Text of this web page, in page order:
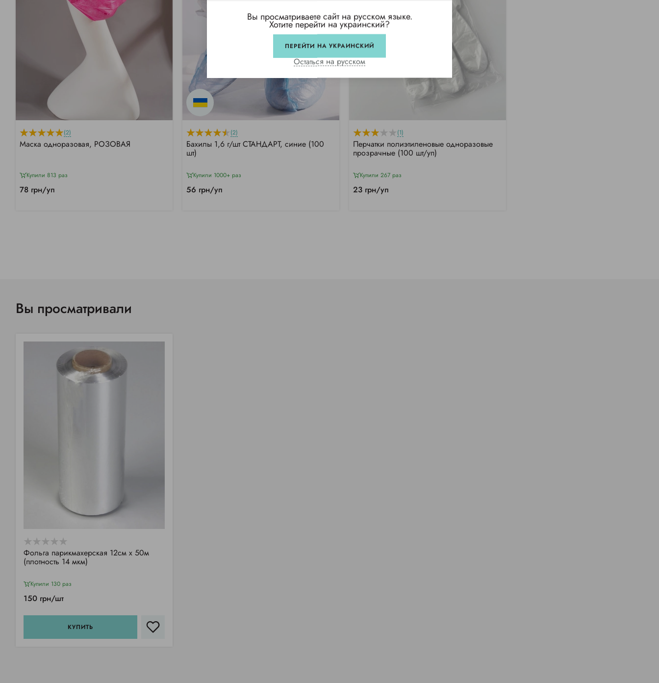
(2)
Маска одноразовая, РОЗОВАЯ
Купили 813 раз
78 грн/уп
(2)
Бахилы 1,6 г/шт СТАНДАРТ, синие (100
шт)
Купили 1000+ раз
56 грн/уп
(1)
Перчатки полиэтиленовые одноразовые
прозрачные (100 шт/уп)
Купили 267 раз
23 грн/уп
Вы просматривали
Фольга парикмахерская 12см х 50м
(плотность 14 мкм)
Купили 130 раз
150 грн/шт
КУПИТЬ
Вы просматриваете сайт на русском языке.
Хотите перейти на украинский?
ПЕРЕЙТИ НА УКРАИНСКИЙ
Остаться на русском